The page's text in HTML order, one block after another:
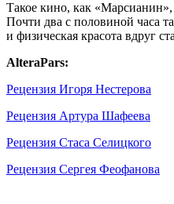
Такое кино, как
Почти два с половиной часа
и физическая красота вдруг
AlteraPars:
Рецензия Игоря Нестерова
Рецензия Артура Шафеева
Рецензия Стаса Селицкого
Рецензия Сергея Феофанова